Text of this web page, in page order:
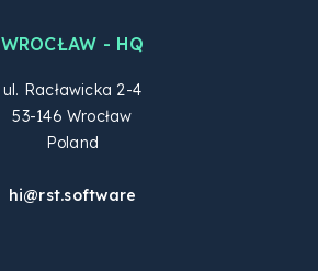
WROCŁAW - HQ
ul. Racławicka 2-4
53-146 Wrocław
Poland
hi@rst.software